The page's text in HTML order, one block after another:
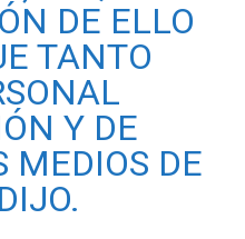
DE ELLO
TANTO
Y DE
MEDIOS DE